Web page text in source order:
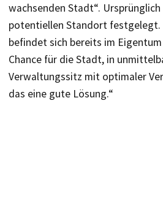
wachsenden Stadt“.
potentiellen Standort festgelegt.
befindet sich bereits im
Chance für die Stadt, in
Verwaltungssitz mit optimaler
das eine gute Lösung.“